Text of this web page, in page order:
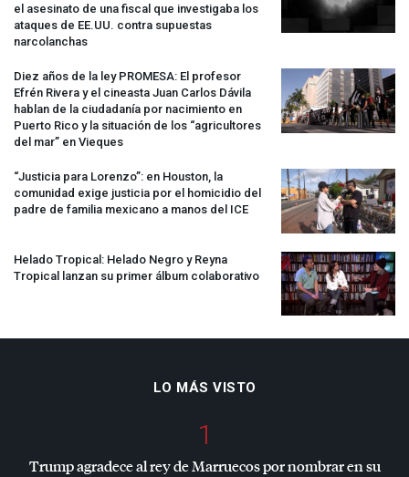
el asesinato de una fiscal que investigaba los
ataques de EE.UU. contra supuestas
narcolanchas
Diez años de la ley PROMESA: El profesor
Efrén Rivera y el cineasta Juan Carlos Dávila
hablan de la ciudadanía por nacimiento en
Puerto Rico y la situación de los “agricultores
del mar” en Vieques
“Justicia para Lorenzo”: en Houston, la
comunidad exige justicia por el homicidio del
padre de familia mexicano a manos del ICE
Helado Tropical: Helado Negro y Reyna
Tropical lanzan su primer álbum colaborativo
LO MÁS VISTO
1
Trump agradece al rey de Marruecos por nombrar en su